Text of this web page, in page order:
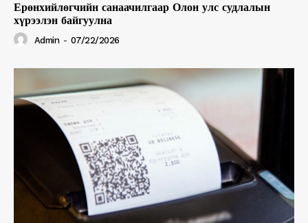
Ерөнхийлөгчийн санаачилгаар Олон улс судлалын
хүрээлэн байгуулна
Admin - 07/22/2026